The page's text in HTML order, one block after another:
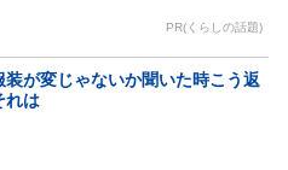
PR(くらしの話題)
装が変じゃないか聞いた時こう返
れは